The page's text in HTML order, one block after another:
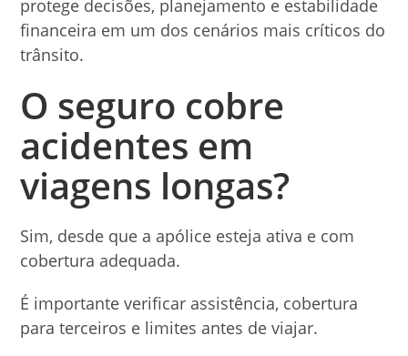
protege decisões, planejamento e estabilidade
financeira em um dos cenários mais críticos do
trânsito.
O seguro cobre
acidentes em
viagens longas?
Sim, desde que a apólice esteja ativa e com
cobertura adequada.
É importante verificar assistência, cobertura
para terceiros e limites antes de viajar.